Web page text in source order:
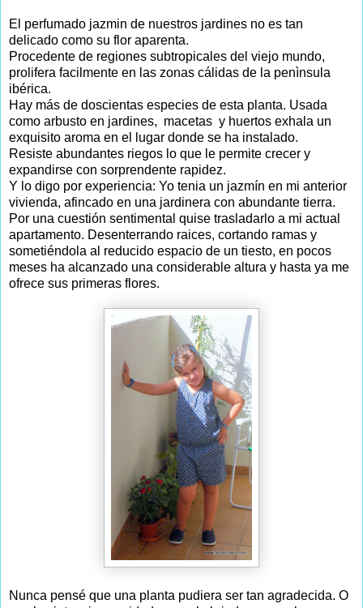
El perfumado jazmin de nuestros jardines no es tan
delicado como su flor aparenta.
Procedente de regiones subtropicales del viejo mundo,
prolifera facilmente en las zonas cálidas de la penìnsula
ibérica.
Hay más de doscientas especies de esta planta. Usada
como arbusto en jardines, macetas y huertos exhala un
exquisito aroma en el lugar donde se ha instalado.
Resiste abundantes riegos lo que le permite crecer y
expandirse con sorprendente rapidez.
Y lo digo por experiencia: Yo tenia un jazmín en mi anterior
vivienda, afincado en una jardinera con abundante tierra.
Por una cuestión sentimental quise trasladarlo a mi actual
apartamento. Desenterrando raices, cortando ramas y
sometiéndola al reducido espacio de un tiesto, en pocos
meses ha alcanzado una considerable altura y hasta ya me
ofrece sus primeras flores.
Nunca pensé que una planta pudiera ser tan agradecida. O